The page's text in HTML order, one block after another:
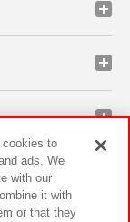
cookies to
ads. We
with our
it with
or that they